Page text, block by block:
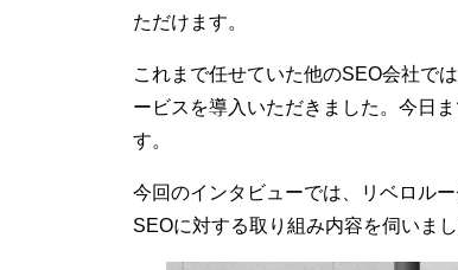
ただけます。
これまで任せていた他のSEO会社で
ービスを導入いただきました。今日
す。
今回のインタビューでは、リベロル
SEOに対する取り組み内容を伺いまし